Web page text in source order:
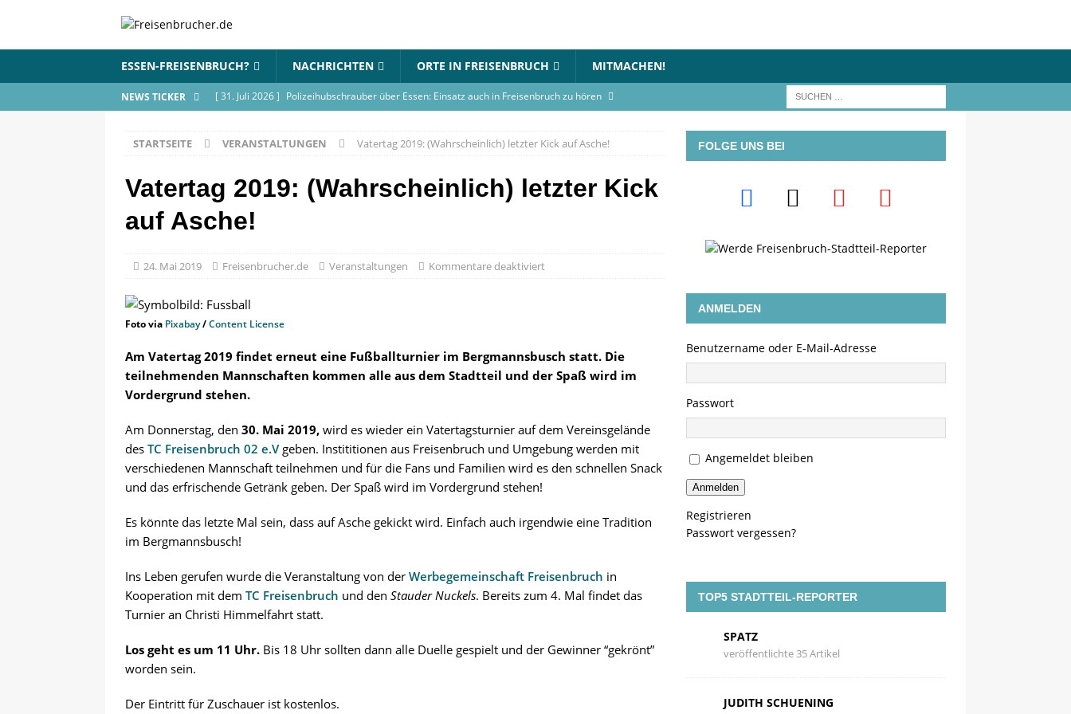
ESSEN-FREISENBRUCH? NACHRICHTEN ORTE IN FREISENBRUCH MITMACHEN!
NEWS TICKER [ 31. Juli 2026 ] Polizeihubschrauber über Essen: Einsatz auch in Freisenbruch zu hören
[ 17. Juli 2026 ] Wohnungsbrand in Essen-Freisenbruch: Bett steht in Flammen
BLAULICHT
[ 9. Juli 2026 ]
Flohmarkt im Bürgerhaus-Oststadt am 12. Juli 2026
VERANSTALTUNGEN
[ 18. Juni 2026 ]
Blue Lake International Choir singt am Gymnasium an der Wolfskuhle
VERANSTALTUNGEN
STARTSEITE VERANSTALTUNGEN Vatertag 2019: (Wahrscheinlich) letzter Kick auf Asche!
Vatertag 2019: (Wahrscheinlich) letzter Kick
auf Asche!
24. Mai 2019 Freisenbrucher.de Veranstaltungen Kommentare deaktiviert
Foto via Pixabay/Content License
Am Vatertag 2019 findet erneut eine Fußballturnier im Bergmannsbusch statt. Die
teilnehmenden Mannschaften kommen alle aus dem Stadtteil und der Spaß wird im
Vordergrund stehen.
Am Donnerstag, den 30. Mai 2019, wird es wieder ein Vatertagsturnier auf dem Vereinsgelände
des TC Freisenbruch 02 e.Vgeben. Instititionen aus Freisenbruch und Umgebung werden mit
verschiedenen Mannschaft teilnehmen und für die Fans und Familien wird es den schnellen Snack
und das erfrischende Getränk geben. Der Spaß wird im Vordergrund stehen!
Es könnte das letzte Mal sein, dass auf Asche gekickt wird. Einfach auch irgendwie eine Tradition
im Bergmannsbusch!
Ins Leben gerufen wurde die Veranstaltung von der Werbegemeinschaft Freisenbruch in
Kooperation mit dem TC Freisenbruch und den Stauder Nuckels. Bereits zum 4. Mal findet das
Turnier an Christi Himmelfahrt statt.
Los geht es um 11 Uhr. Bis 18 Uhr sollten dann alle Duelle gespielt und der Gewinner “gekrönt”
worden sein.
Der Eintritt für Zuschauer ist kostenlos.
FOLGE UNS BEI
ANMELDEN
Benutzername oder E-Mail-Adresse
Passwort
Angemeldet bleiben
Anmelden
Registrieren
Passwort vergessen?
TOP5 STADTTEIL-REPORTER
SPATZ
veröffentlichte 35 Artikel
JUDITH SCHUENING